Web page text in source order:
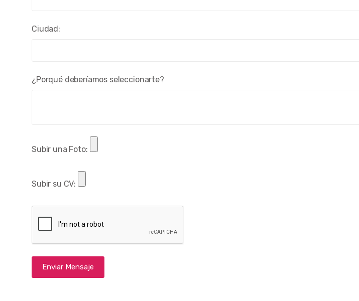
Ciudad:
¿Porqué deberíamos seleccionarte?
Subir una Foto:
Subir su CV: